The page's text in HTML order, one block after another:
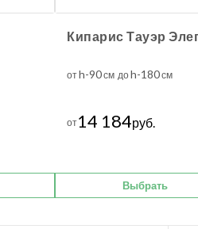
отh-90см доh-180см
от14 184руб.
Выбрать